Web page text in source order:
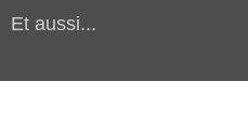
Et aussi...